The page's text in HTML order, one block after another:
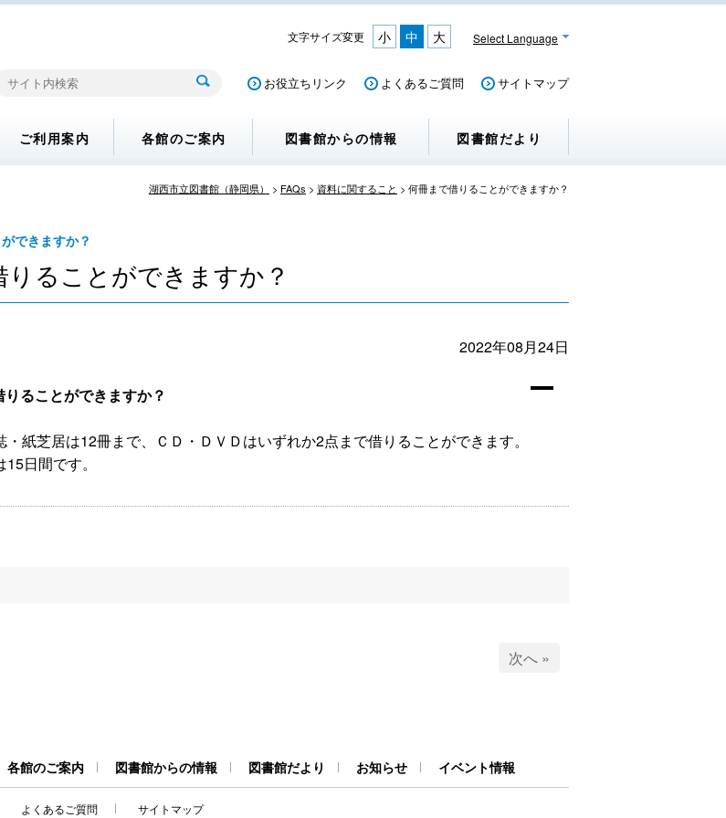
文字サイズ変更 小 中 大 Select Language
お役立ちリンク よくあるご質問 サイトマップ
ご利用案内 各館のご案内 図書館からの情報 図書館だより
湖西市立図書館（静岡県） > FAQs > 資料に関すること > 何冊まで借りることができますか？
できますか？
ることができますか？
2022年08月24日
A
ることができますか？
・紙芝居は12冊まで、ＣＤ・ＤＶＤはいずれか2点まで借りることができます。
日間です。
次へ »
各館のご案内 図書館からの情報 図書館だより お知らせ イベント情報
よくあるご質問 サイトマップ